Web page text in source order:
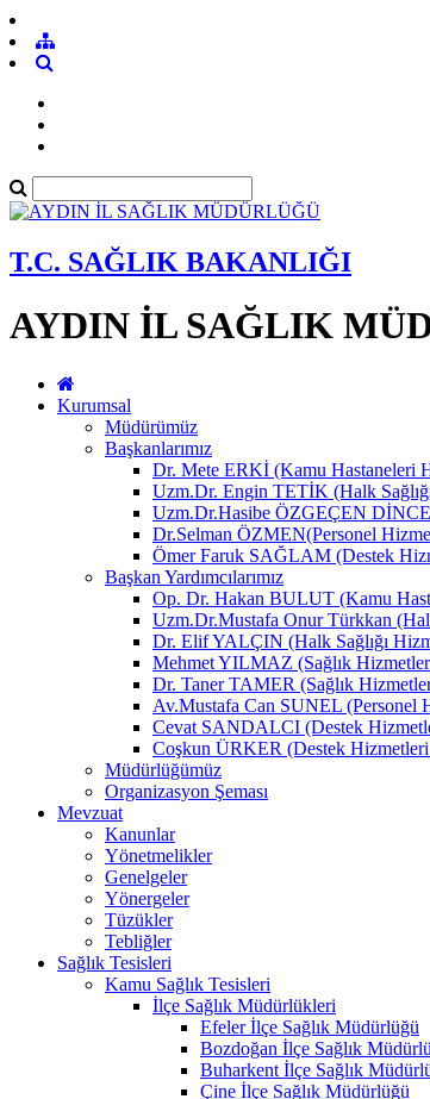
T.C. SAĞLIK BAKANLIĞI
AYDIN İL SAĞLIK
Kurumsal
Müdürümüz
Başkanlarımız
Dr. Mete ERKİ (Kamu Hastaneleri
Uzm.Dr. Engin TETİK (Halk
Uzm.Dr.Hasibe ÖZGEÇEN
Dr.Selman ÖZMEN(Personel
Ömer Faruk SAĞLAM (Destek
Başkan Yardımcılarımız
Op. Dr. Hakan BULUT (Kamu
Uzm.Dr.Mustafa Onur Türkkan
Dr. Elif YALÇIN (Halk Sağlığı
Mehmet YILMAZ (Sağlık
Dr. Taner TAMER (Sağlık
Av.Mustafa Can SUNEL (Personel
Cevat SANDALCI (Destek
Coşkun ÜRKER (Destek Hizmetleri
Müdürlüğümüz
Organizasyon Şeması
Mevzuat
Kanunlar
Yönetmelikler
Genelgeler
Yönergeler
Tüzükler
Tebliğler
Sağlık Tesisleri
Kamu Sağlık Tesisleri
İlçe Sağlık Müdürlükleri
Efeler İlçe Sağlık Müdürlüğü
Bozdoğan İlçe Sağlık
Buharkent İlçe Sağlık
Çine İlçe Sağlık Müdürlüğü